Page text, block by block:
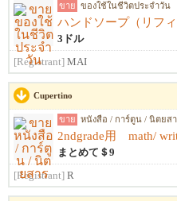
ขาย ของใช้ในชีวิตประจำวัน
ハンドソープ（リフィ
3ドル
[Registrant] MAI
Cupertino
ขาย หนังสือ / การ์ตูน / นิตยส
2ndgrade用 math/
まとめて＄9
[Registrant] R